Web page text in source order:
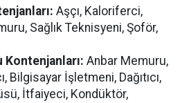
Aşçı, Kaloriferci,
Sağlık Teknisyeni, Şoför,
Kontenjanları: Anbar Memuru,
Bilgisayar İşletmeni, Dağıtıcı,
İtfaiyeci, Kondüktör,